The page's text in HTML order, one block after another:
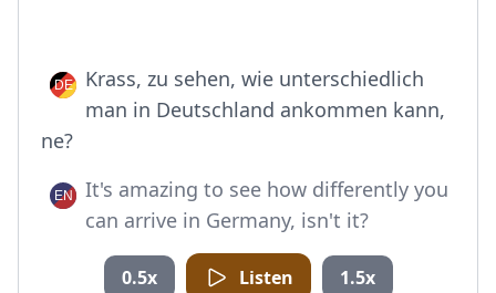
Krass, zu sehen, wie unterschiedlich
man in Deutschland ankommen kann,
ne?
It's amazing to see how differently you
can arrive in Germany, isn't it?
0.5x Listen 1.5x